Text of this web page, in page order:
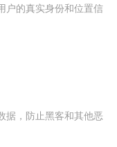
户的真实身份和位置信
据，防止黑客和其他恶